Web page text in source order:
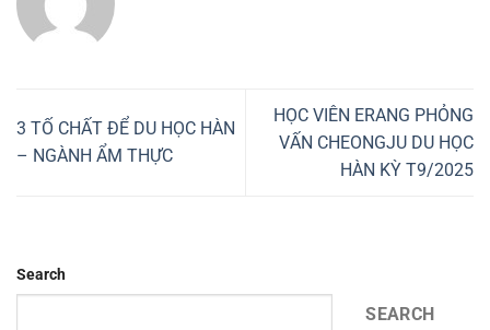
3 TỐ CHẤT ĐỂ DU HỌC HÀN
– NGÀNH ẨM THỰC
HỌC VIÊN ERANG PHỎNG
VẤN CHEONGJU DU HỌC
HÀN KỲ T9/2025
Search
SEARCH